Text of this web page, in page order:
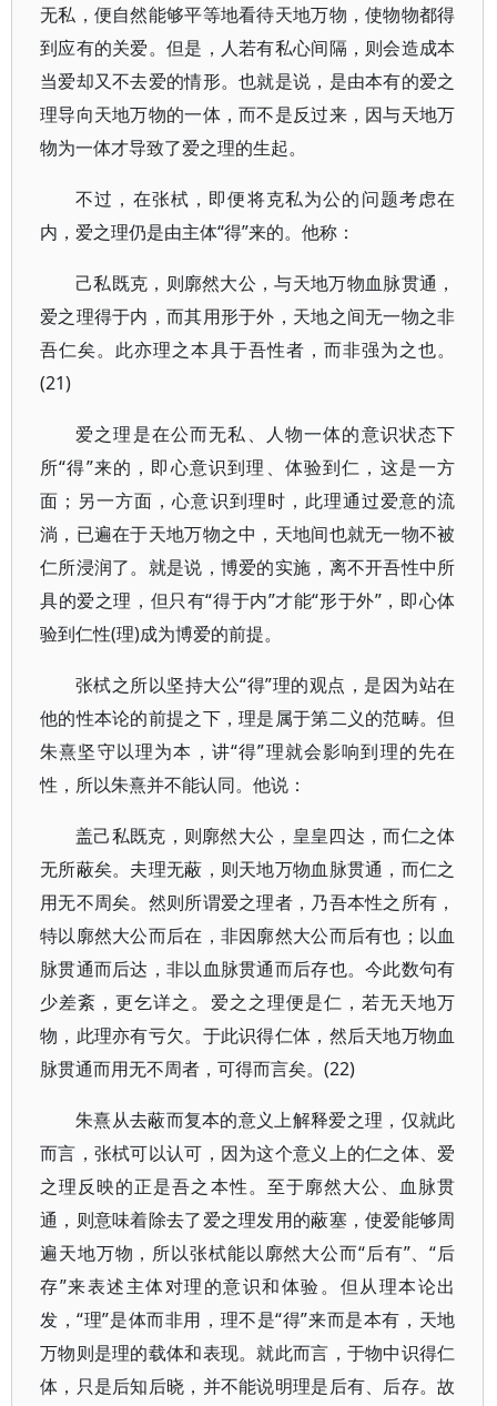
无私，便自然能够平等地看待天地万物，使物物都得
到应有的关爱。但是，人若有私心间隔，则会造成本
当爱却又不去爱的情形。也就是说，是由本有的爱之
理导向天地万物的一体，而不是反过来，因与天地万
物为一体才导致了爱之理的生起。
不过，在张栻，即便将克私为公的问题考虑在
内，爱之理仍是由主体“得”来的。他称：
己私既克，则廓然大公，与天地万物血脉贯通，
爱之理得于内，而其用形于外，天地之间无一物之非
吾仁矣。此亦理之本具于吾性者，而非强为之也。
(21)
爱之理是在公而无私、人物一体的意识状态下
所“得”来的，即心意识到理、体验到仁，这是一方
面；另一方面，心意识到理时，此理通过爱意的流
淌，已遍在于天地万物之中，天地间也就无一物不被
仁所浸润了。就是说，博爱的实施，离不开吾性中所
具的爱之理，但只有“得于内”才能“形于外”，即心体
验到仁性(理)成为博爱的前提。
张栻之所以坚持大公“得”理的观点，是因为站在
他的性本论的前提之下，理是属于第二义的范畴。但
朱熹坚守以理为本，讲“得”理就会影响到理的先在
性，所以朱熹并不能认同。他说：
盖己私既克，则廓然大公，皇皇四达，而仁之体
无所蔽矣。夫理无蔽，则天地万物血脉贯通，而仁之
用无不周矣。然则所谓爱之理者，乃吾本性之所有，
特以廓然大公而后在，非因廓然大公而后有也；以血
脉贯通而后达，非以血脉贯通而后存也。今此数句有
少差紊，更乞详之。爱之之理便是仁，若无天地万
物，此理亦有亏欠。于此识得仁体，然后天地万物血
脉贯通而用无不周者，可得而言矣。(22)
朱熹从去蔽而复本的意义上解释爱之理，仅就此
而言，张栻可以认可，因为这个意义上的仁之体、爱
之理反映的正是吾之本性。至于廓然大公、血脉贯
通，则意味着除去了爱之理发用的蔽塞，使爱能够周
遍天地万物，所以张栻能以廓然大公而“后有”、“后
存”来表述主体对理的意识和体验。但从理本论出
发，“理”是体而非用，理不是“得”来而是本有，天地
万物则是理的载体和表现。就此而言，于物中识得仁
体，只是后知后晓，并不能说明理是后有、后存。故